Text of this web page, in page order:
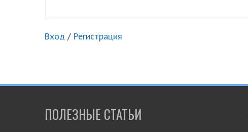
Вход / Регистрация
ПОЛЕЗНЫЕ СТАТЬИ